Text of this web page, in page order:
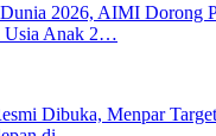
2026, AIMI Dorong
Usia Anak 2…
Dibuka, Menpar